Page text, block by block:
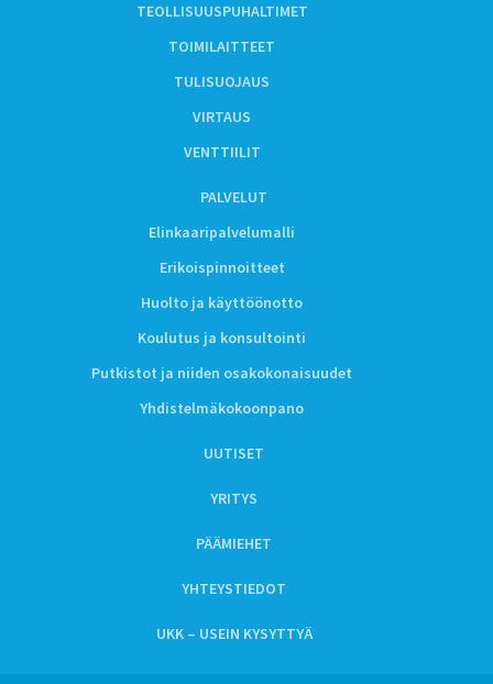
TEOLLISUUSPUHALTIMET
TOIMILAITTEET
TULISUOJAUS
VIRTAUS
VENTTIILIT
PALVELUT
Elinkaaripalvelumalli
Erikoispinnoitteet
Huolto ja käyttöönotto
Koulutus ja konsultointi
Putkistot ja niiden osakokonaisuudet
Yhdistelmäkokoonpano
UUTISET
YRITYS
PÄÄMIEHET
YHTEYSTIEDOT
UKK – USEIN KYSYTTYÄ